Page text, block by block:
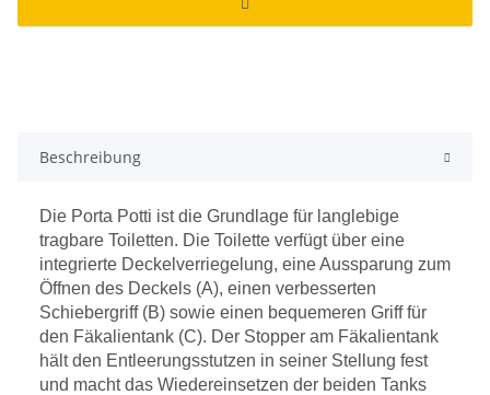
Beschreibung
Die Porta Potti ist die Grundlage für langlebige
tragbare Toiletten. Die Toilette verfügt über eine
integrierte Deckelverriegelung, eine Aussparung zum
Öffnen des Deckels (A), einen verbesserten
Schiebergriff (B) sowie einen bequemeren Griff für
den Fäkalientank (C). Der Stopper am Fäkalientank
hält den Entleerungsstutzen in seiner Stellung fest
und macht das Wiedereinsetzen der beiden Tanks